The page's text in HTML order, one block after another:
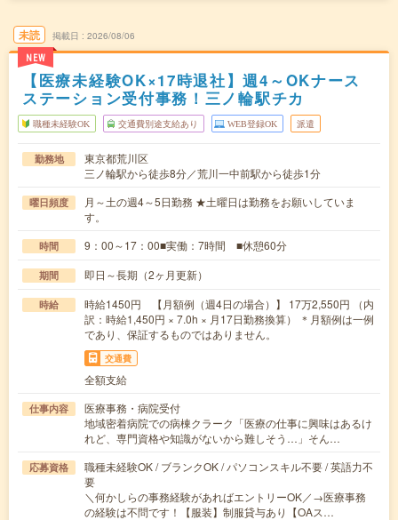
未読
NEW
掲載日 2026/08/06
【医療未経験OK×17時退社】週4～OKナース
ステーション受付事務！三ノ輪駅チカ
職種未経験OK 交通費別途支給あり WEB登録OK 派遣
勤務地
東京都荒川区
三ノ輪駅から徒歩8分／荒川一中前駅から徒歩1分
曜日頻度
月～土の週4～5日勤務 ★土曜日は勤務をお願いしていま
す。
時間 9：00～17：00■実働：7時間 ■休憩60分
期間 即日～長期（2ヶ月更新）
時給
時給1450円 【月額例（週4日の場合）】 17万2,550円 （内
訳：時給1,450円 × 7.0h × 月17日勤務換算） ＊月額例は一例
であり、保証するものではありません。
交通費
全額支給
仕事内容
医療事務・病院受付
地域密着病院での病棟クラーク「医療の仕事に興味はあるけ
れど、専門資格や知識がないから難しそう…」そん…
応募資格
職種未経験OK / ブランクOK / パソコンスキル不要 / 英語力不
要
＼何かしらの事務経験があればエントリーOK／→医療事務
の経験は不問です！【服装】制服貸与あり【OAス…